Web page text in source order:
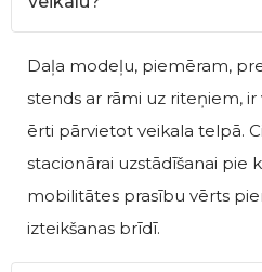
Daļa modeļu, piemēram,
stends ar rāmi uz riteņiem,
ērti pārvietot veikala telpā.
stacionārai uzstādīšanai pie
mobilitātes prasību vērts
izteikšanas brīdī.